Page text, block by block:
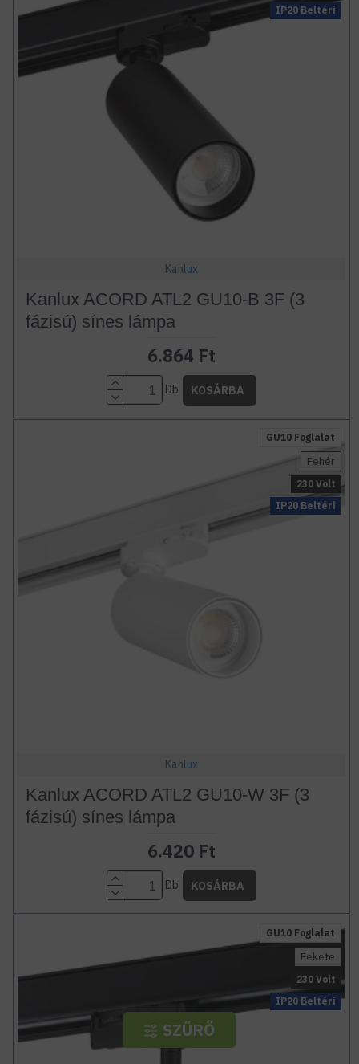
IP20 Beltéri
Kanlux
Kanlux ACORD ATL2 GU10-B 3F (3
fázisú) sínes lámpa
6.864 Ft
Db KOSÁRBA
GU10 Foglalat
IP20 Beltéri
Fehér
230 Volt
Kanlux
Kanlux ACORD ATL2 GU10-W 3F (3
fázisú) sínes lámpa
6.420 Ft
Db KOSÁRBA
GU10 Foglalat
IP20 Beltéri
Fekete
230 Volt
SZŰRŐ